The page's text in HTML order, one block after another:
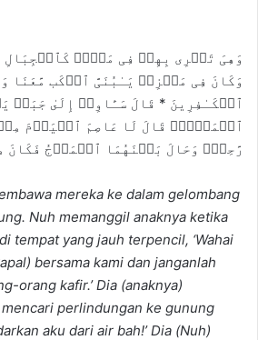
وَهِیَ تَجۡرِی بِهِمۡ فِی مَوۡجࣲ كَٱلۡجِبَالِ
وَكَانَ فِی مَعۡزِلࣲ یَـٰبُنَیَّ ٱرۡكَب مَّعَنَا
ٱلۡكَـٰفِرِینَ * قَالَ سَـَٔاوِیۤ إِلَىٰ جَبَلࣲ
ٱلۡمَاۤءِۚ قَالَ لَا عَاصِمَ ٱلۡیَوۡمَ مِنۡ
رَّحِمَۚ وَحَالَ بَیۡنَهُمَا ٱلۡمَوۡجُ فَكَانَ
mereka ke dalam gelombang
Nuh memanggil anaknya ketika
tempat yang jauh terpencil, ‘Wahai
bersama kami dan janganlah
orang kafir.’Dia (anaknya)
mencari perlindungan ke gunung
aku dari air bah!’Dia (Nuh)